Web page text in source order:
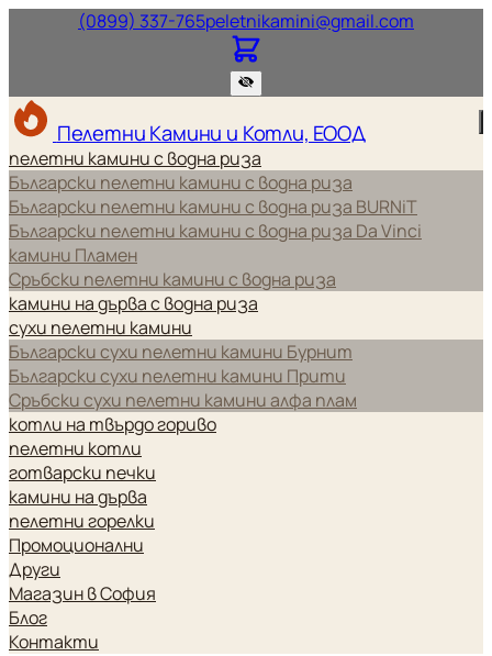
(0899) 337-765Нашият телефонен номер.
peletnikamini@gmail.com
Пелетни Камини и Котли, ЕООД
пелетни камини с водна риза
Български пелетни камини с водна риза
Български пелетни камини с водна риза BURNiT
Български пелетни камини с водна риза Da Vinci
камини Пламен
Сръбски пелетни камини с водна риза
камини на дърва с водна риза
сухи пелетни камини
Български сухи пелетни камини Бурнит
Български сухи пелетни камини Прити
Сръбски сухи пелетни камини алфа плам
котли на твърдо гориво
пелетни котли
готварски печки
камини на дърва
пелетни горелки
Промоционални
Други
Магазин в София
Блог
Контакти